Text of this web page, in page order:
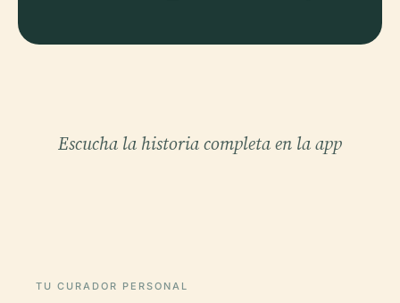
Escucha la historia completa en la app
TU CURADOR PERSONAL